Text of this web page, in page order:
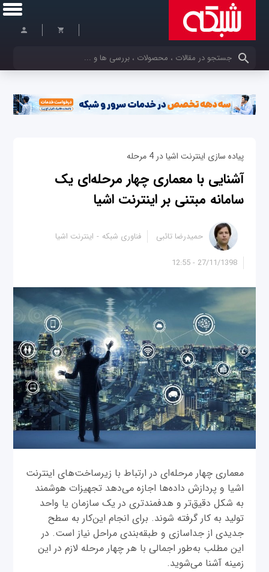
کلمات کلیدی خود را وارد کنید
پیاده سازی اینترنت اشیا در 4 مرحله
آشنایی با معماری چهار مرحله‌ای یک
سامانه مبتنی بر اینترنت اشیا
27/11/1398 - 12:55
حمیدرضا تائبی فناوری شبکه اینترنت اشیا
معماری چهار مرحله‌ای در ارتباط با زیرساخت‌های اینترنت
اشیا و پردازش داده‌ها اجازه می‌دهد تجهیزات هوشمند
به شکل دقیق‌تر و هدفمندتری در یک سازمان یا واحد
تولید به کار گرفته شوند. برای انجام این‌کار به سطح
جدیدی از جداسازی و طبقه‌بندی مراحل نیاز است. در
این مطلب به‌طور اجمالی با هر چهار مرحله لازم در این
زمینه آشنا می‌شوید.